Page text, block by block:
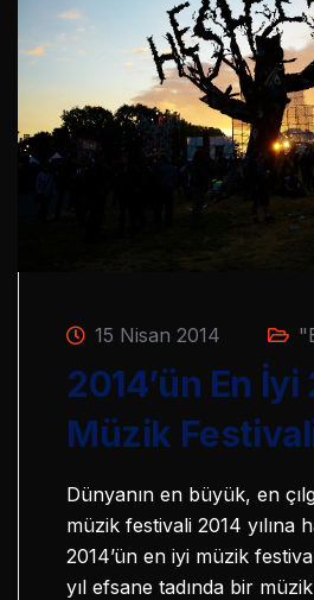
15 Nisan 2014
2014’ün En İyi
Müzik
Dünyanın en büyük, en
müzik festivali 2014 yılına
2014’ün en iyi müzik
yıl efsane tadında bir